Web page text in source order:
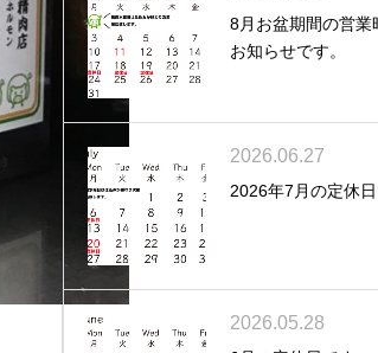
8月お盆期間の営業
お知らせです。
2026.06.27
2026年7月の定休日
2026.05.28